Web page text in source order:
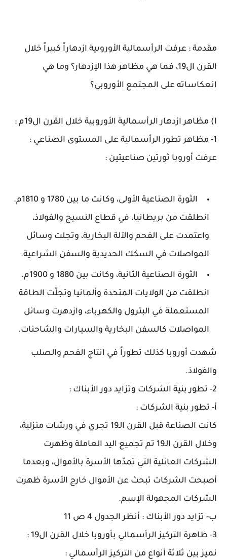
مقدمة : عرفت الرأسمالية الأوروبية ازدهاراً كبيراً خلال
القرن ال19، فما هي مظاهر هذا الإزدهار؟ وما هي
انعكاساته على المجتمع الأوروبي؟
I) مظاهر ازدهار الرأسمالية الأوروبية خلال القرن ال19م :
1- مظاهر تطور الرأسمالية على المستوى الصناعي :
عرفت أوروبا ثورتين صناعيتين :
الثورة الصناعية الأولى، وكانت ما بين 1780 و 1810م.
انطلقت من بريطانيا، في قطاع النسيج والفولاذ،
واعتمدت على الفحم والآلة البخارية، وتجلت وسائل
المواصلات في السكك الحديدية والسفن الشراعية.
الثورة الصناعية الثانية، وكانت بين 1880 و 1900م.
انطلقت من الولايات المتحدة وألمانيا وتجلّت الطاقة
المستعملة في البترول والكهرباء، وازدهرت وسائل
المواصلات كالسفن البخارية والسيارات والشاحنات.
شهدت أوروبا كذلك تطوراً في انتاج الفحم والصلب
والفولاذ.
2- تطور بنية الشركات وتزايد دور الأبناك :
أ- تطور بنية الشركات :
كانت الصناعة قبل القرن الـ19 تجري في ورشات منزلية،
وخلال القرن الـ19 تم تجميع اليد العاملة وظهرت
الشركات العائلية التي تمدّها الأسرة بالأموال، وبعدما
أصبحت الشركات تبحث عن الأموال خارج الأسرة ظهرت
الشركات المجهولة الإسم.
ب- تزايد دور الأبناك : أنظر الجدول 4 ص 11
3- ظاهرة التركيز الرأسمالي بأوروبا خلال القرن ال19 :
نميز بين ثلاثة أنواع من التركيز الرأسمالي :